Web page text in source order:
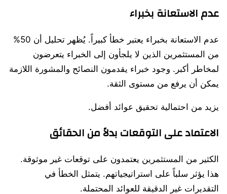
عدم الاستعانة بخبراء
عدم الاستعانة بخبراء يعتبر خطأ كبيراً. يُظهر تحليل أن 50%
من المستثمرين الذين لا يلجأون إلى الخبراء يتعرضون
لمخاطر أكبر. وجود خبراء يقدمون النصائح والمشورة اللازمة
يمكن أن يرفع من مستوى الثقة.
يزيد من احتمالية تحقيق عوائد أفضل.
الاعتماد على التوقعات بدلاً من الحقائق
الكثير من المستثمرين يعتمدون على توقعات غير موثوقة.
هذا يؤثر سلباً على استراتيجياتهم. يتمثل الخطأ في
التقديرات غير الدقيقة للعوائد المحتملة.